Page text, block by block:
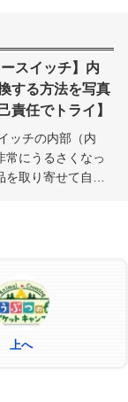
スイッチ】内
する方法を写真
責任でトライ】
ッチの内部（内
常にうるさくなっ
を取り寄せて自分
上へ